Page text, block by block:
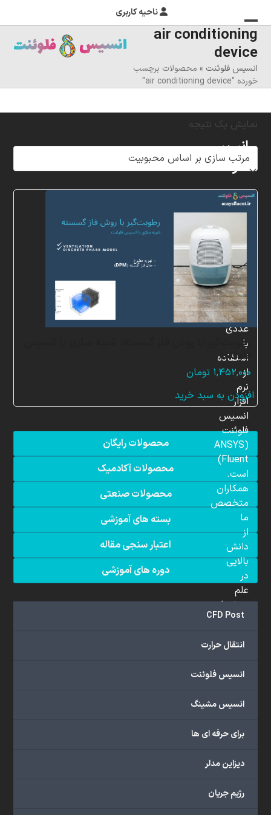
ناحیه کاربری
منوی
موبایل
را
تغییر
دهید
بستن
منوی
موبایل
air conditioning
device
انسیس فلوئنت » محصولات برچسب
خورده "air conditioning device"
نمایش یک نتیجه
رطوبت‌گیر با روش فاز گسسته، شبیه سازی با انسیس
فلوئنت
۱,۴۵۲,۰۰۰ تومان
افزودن به سبد خرید
محصولات رایگان
محصولات آکادمیک
محصولات صنعتی
بسته های آموزشی
اعتبار سنجی مقاله
دوره های آموزشی
CFD Post
انتقال حرارت
انسیس فلوئنت
انسیس مشینگ
برای حرفه ای ها
دیزاین مدلر
رژیم جریان
انسیس
فلوئنت
شرکت
خلاق
پردازشگران
مهر،
متخصص
در
زمینه
شبیه
سازی
عددی
با
استفاده
از
نرم
افزار
انسیس
فلوئنت
(ANSYS
Fluent)
است.
همکاران
متخصص
ما
از
دانش
بالایی
در
علم
دینامیک
سیالات
(CFD)
هستند.
ما
گسترده‌ای
با
دانشگاهی،